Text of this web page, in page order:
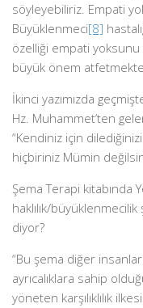
söyleyebiliriz. Empati
Büyüklenmeci[8]
özelliği empati yoksunu
büyük önem
İkinci yazımızda
Hz. Muhammet’ten
“Kendiniz için
hiçbiriniz Mümin
Şema Terapi kitabında
haklılık/
diyor?
“Bu şema diğer
ayrıcalıklara sahip
yöneten karşılıklılık